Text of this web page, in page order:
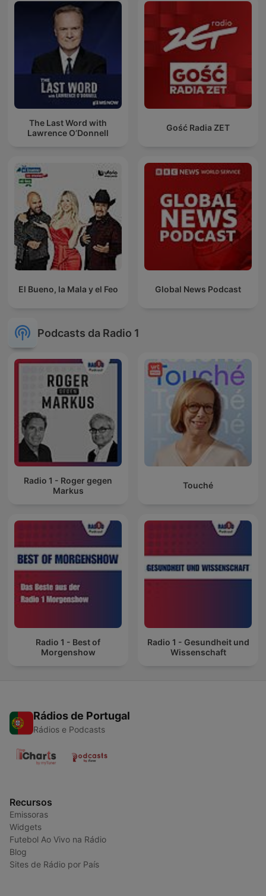
The Last Word with
Lawrence O’Donnell
Gość Radia ZET
El Bueno, la Mala y el Feo Global News Podcast
Podcasts da Radio 1
Radio 1 - Roger gegen
Markus
Touché
Radio 1 - Best of
Morgenshow
Radio 1 - Gesundheit und
Wissenschaft
Rádios de Portugal
Rádios e Podcasts
Recursos
Emissoras
Widgets
Futebol Ao Vivo na Rádio
Blog
Sites de Rádio por País